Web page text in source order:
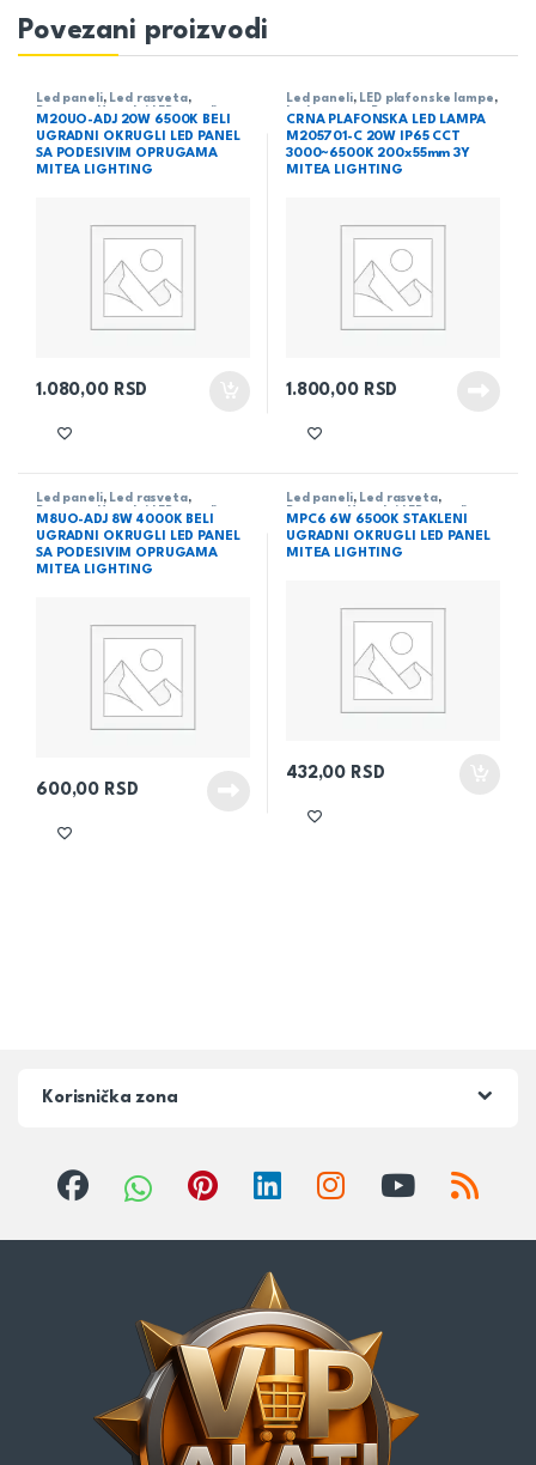
Povezani proizvodi
Led paneli, Led rasveta,
M20UO-ADJ 20W 6500K BELI
UGRADNI OKRUGLI LED PANEL
SA PODESIVIM OPRUGAMA
MITEA LIGHTING
1.080,00 RSD
Led paneli, LED plafonske lampe ,
CRNA PLAFONSKA LED LAMPA
M205701-C 20W IP65 CCT
3000~6500K 200x55mm 3Y
MITEA LIGHTING
1.800,00 RSD
Led paneli, Led rasveta,
M8UO-ADJ 8W 4000K BELI
UGRADNI OKRUGLI LED PANEL
SA PODESIVIM OPRUGAMA
MITEA LIGHTING
600,00 RSD
Led paneli, Led rasveta,
MPC6 6W 6500K STAKLENI
UGRADNI OKRUGLI LED PANEL
MITEA LIGHTING
432,00 RSD
Korisnička zona